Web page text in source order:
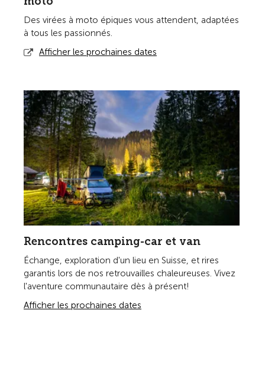
Des virées à moto épiques vous attendent, adaptées
à tous les passionnés.
Afficher les prochaines dates
Rencontres camping-car et van
Échange, exploration d'un lieu en Suisse, et rires
garantis lors de nos retrouvailles chaleureuses. Vivez
l'aventure communautaire dès à présent!
Afficher les prochaines dates